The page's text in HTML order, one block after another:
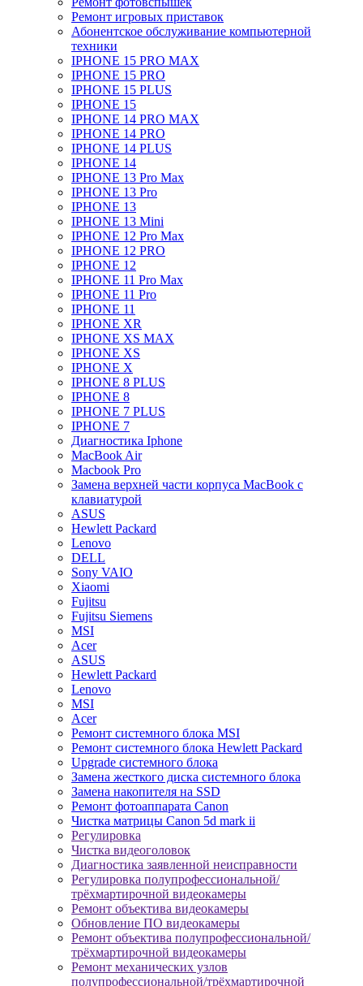
Ремонт игровых приставок
Абонентское обслуживание компьютерной
техники
IPHONE 15 PRO MAX
IPHONE 15 PRO
IPHONE 15 PLUS
IPHONE 15
IPHONE 14 PRO MAX
IPHONE 14 PRO
IPHONE 14 PLUS
IPHONE 14
IPHONE 13 Pro Max
IPHONE 13 Pro
IPHONE 13
IPHONE 13 Mini
IPHONE 12 Pro Max
IPHONE 12 PRO
IPHONE 12
IPHONE 11 Pro Max
IPHONE 11 Pro
IPHONE 11
IPHONE XR
IPHONE XS MAX
IPHONE XS
IPHONE X
IPHONE 8 PLUS
IPHONE 8
IPHONE 7 PLUS
IPHONE 7
Диагностика Iphone
MacBook Air
Macbook Pro
Замена верхней части корпуса MacBook с
клавиатурой
ASUS
Hewlett Packard
Lenovo
DELL
Sony VAIO
Xiaomi
Fujitsu
Fujitsu Siemens
MSI
Acer
ASUS
Hewlett Packard
Lenovo
MSI
Acer
Ремонт системного блока MSI
Ремонт системного блока Hewlett Packard
Upgrade системного блока
Замена жесткого диска системного блока
Замена накопителя на SSD
Ремонт фотоаппарата Canon
Чистка матрицы Canon 5d mark ii
Регулировка
Чистка видеоголовок
Диагностика заявленной неисправности
Регулировка полупрофессиональной/
трёхмартирочной видеокамеры
Ремонт объектива видеокамеры
Обновление ПО видеокамеры
Ремонт объектива полупрофессиональной/
трёхмартирочной видеокамеры
Ремонт механических узлов
полупрофессиональной/трёхмартирочной